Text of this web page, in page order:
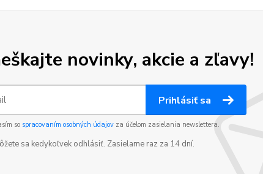
novinky, akcie a zľavy!
Prihlásiť sa
so spracovaním osobných údajovza účelom zasielania newslettera.
sa kedykoľvek odhlásiť. Zasielame raz za 14 dní.